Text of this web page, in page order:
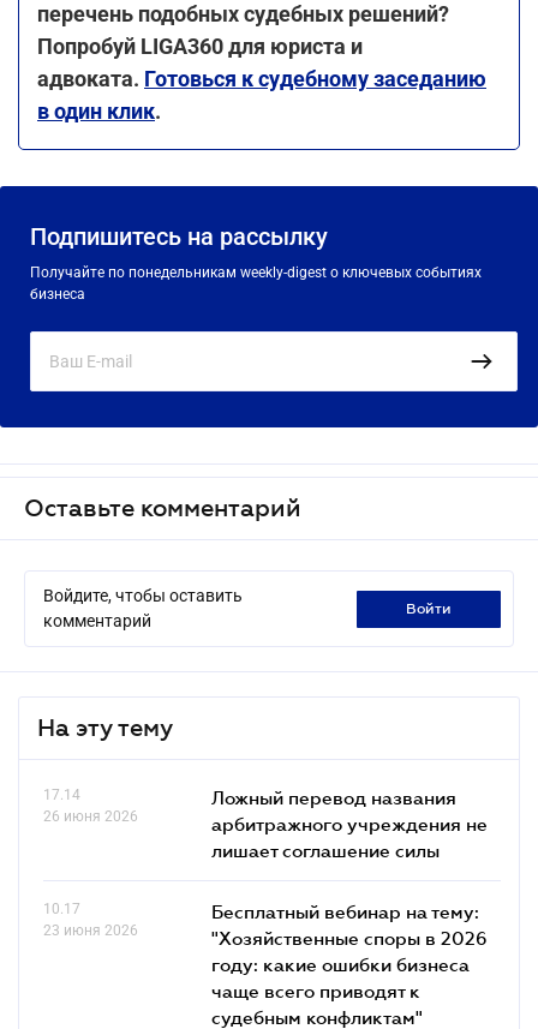
перечень подобных судебных решений?
Попробуй LIGA360 для юриста и
адвоката. Готовься к судебному заседанию
в один клик.
Подпишитесь на рассылку
Получайте по понедельникам weekly-digest о ключевых событиях
бизнеса
Оставьте комментарий
Войдите, чтобы оставить
комментарий
войти
На эту тему
17.14
26 июня 2026
Ложный перевод названия
арбитражного учреждения не
лишает соглашение силы
10.17
23 июня 2026
Бесплатный вебинар на тему:
"Хозяйственные споры в 2026
году: какие ошибки бизнеса
чаще всего приводят к
судебным конфликтам"